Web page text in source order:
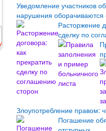
Уведомление участников
нарушения
Расторжение
сделку по
Злоупотребление правом:
Погашение